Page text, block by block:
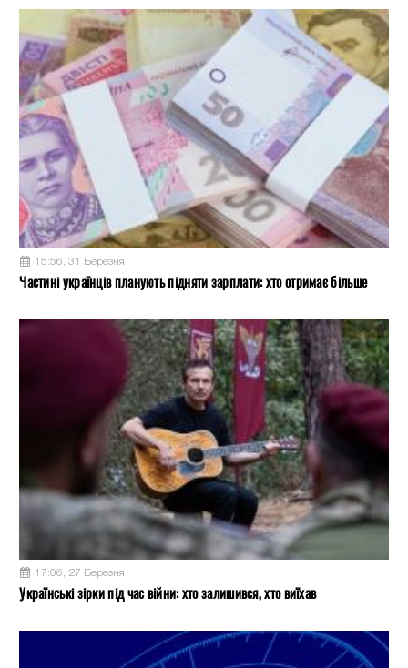
15:56, 31 Березня
Частині українців планують підняти зарплати: хто отримає більше
17:06, 27 Березня
Українські зірки під час війни: хто залишився, хто виїхав